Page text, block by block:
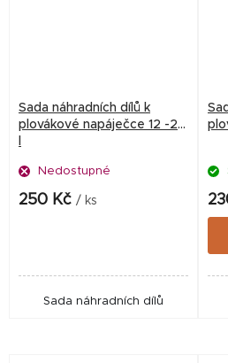
Sada náhradních dílů k
plovákové napáječce 12 -24
Nedostupné
250 Kč / ks
Sada náhradních dílů